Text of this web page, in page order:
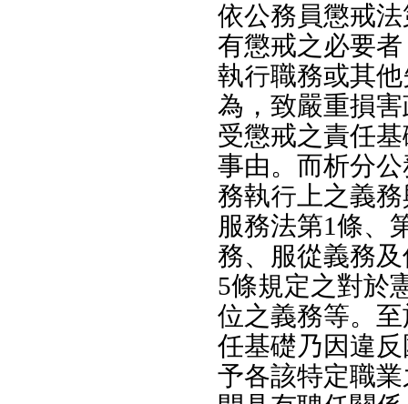
依公務員懲戒
有懲戒之必要
執行職務或其
為，致嚴重損
受懲戒之責任
事由。而析分
務執行上之義
服務法第1條、
務、服從義務
5條規定之對於
位之義務等。
任基礎乃因違
予各該特定職